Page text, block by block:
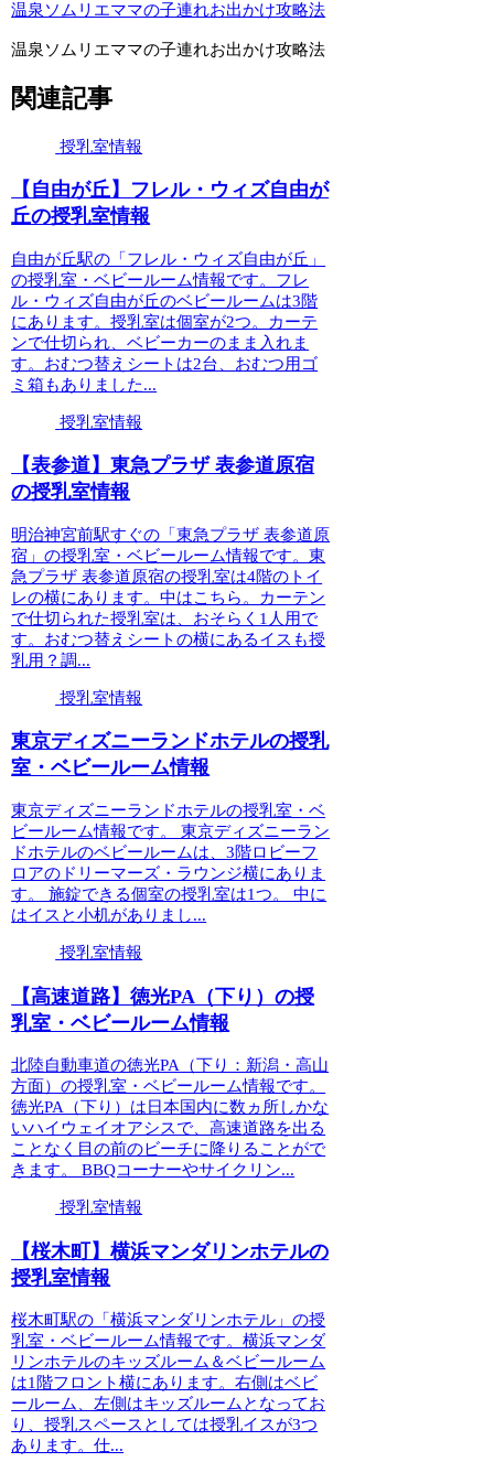
温泉ソムリエママの子連れお出かけ攻略法
温泉ソムリエママの子連れお出かけ攻略法
関連記事
授乳室情報
【自由が丘】フレル・ウィズ自由が
丘の授乳室情報
自由が丘駅の「フレル・ウィズ自由が丘」
の授乳室・ベビールーム情報です。フレ
ル・ウィズ自由が丘のベビールームは3階
にあります。授乳室は個室が2つ。カーテ
ンで仕切られ、ベビーカーのまま入れま
す。おむつ替えシートは2台、おむつ用ゴ
ミ箱もありました...
授乳室情報
【表参道】東急プラザ 表参道原宿
の授乳室情報
明治神宮前駅すぐの「東急プラザ 表参道原
宿」の授乳室・ベビールーム情報です。東
急プラザ 表参道原宿の授乳室は4階のトイ
レの横にあります。中はこちら。カーテン
で仕切られた授乳室は、おそらく1人用で
す。おむつ替えシートの横にあるイスも授
乳用？調...
授乳室情報
東京ディズニーランドホテルの授乳
室・ベビールーム情報
東京ディズニーランドホテルの授乳室・ベ
ビールーム情報です。 東京ディズニーラン
ドホテルのベビールームは、3階ロビーフ
ロアのドリーマーズ・ラウンジ横にありま
す。 施錠できる個室の授乳室は1つ。 中に
はイスと小机がありまし...
授乳室情報
【高速道路】徳光PA（下り）の授
乳室・ベビールーム情報
北陸自動車道の徳光PA（下り：新潟・高山
方面）の授乳室・ベビールーム情報です。
徳光PA（下り）は日本国内に数ヵ所しかな
いハイウェイオアシスで、高速道路を出る
ことなく目の前のビーチに降りることがで
きます。 BBQコーナーやサイクリン...
授乳室情報
【桜木町】横浜マンダリンホテルの
授乳室情報
桜木町駅の「横浜マンダリンホテル」の授
乳室・ベビールーム情報です。横浜マンダ
リンホテルのキッズルーム＆ベビールーム
は1階フロント横にあります。右側はベビ
ールーム、左側はキッズルームとなってお
り、授乳スペースとしては授乳イスが3つ
あります。仕...